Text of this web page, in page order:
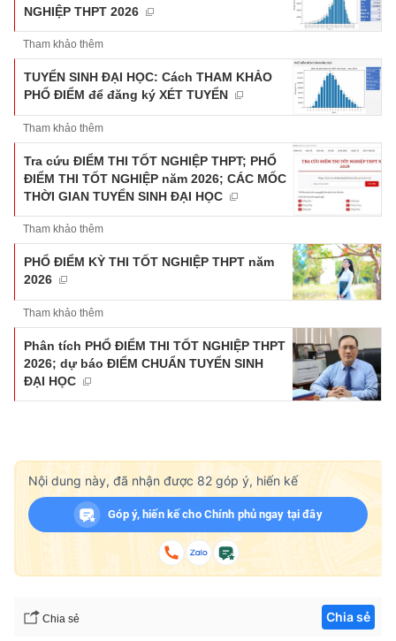
NGHIỆP THPT 2026
Tham khảo thêm
TUYỂN SINH ĐẠI HỌC: Cách THAM KHẢO
PHỔ ĐIỂM để đăng ký XÉT TUYỂN
Tham khảo thêm
Tra cứu ĐIỂM THI TỐT NGHIỆP THPT; PHỔ
ĐIỂM THI TỐT NGHIỆP năm 2026; CÁC MỐC
THỜI GIAN TUYỂN SINH ĐẠI HỌC
Tham khảo thêm
PHỔ ĐIỂM KỲ THI TỐT NGHIỆP THPT năm
2026
Tham khảo thêm
Phân tích PHỔ ĐIỂM THI TỐT NGHIỆP THPT
2026; dự báo ĐIỂM CHUẨN TUYỂN SINH
ĐẠI HỌC
Nội dung này, đã nhận được 82 góp ý, hiến kế
Góp ý, hiến kế cho Chính phủ ngay tại đây
Chia sẻ Chia sẻ